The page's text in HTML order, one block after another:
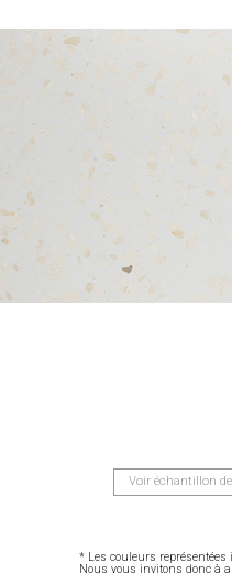
Voir échantillon
* Les couleurs représentées
Nous vous invitons donc à